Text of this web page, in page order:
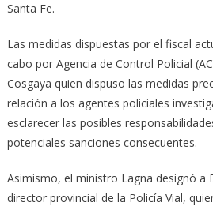
Santa Fe.
Las medidas dispuestas por el fiscal
cabo por Agencia de Control Policial
Cosgaya quien dispuso las medidas
relación a los agentes policiales
esclarecer las posibles
potenciales sanciones consecuentes.
Asimismo, el ministro Lagna designó a
director provincial de la Policía Vial,